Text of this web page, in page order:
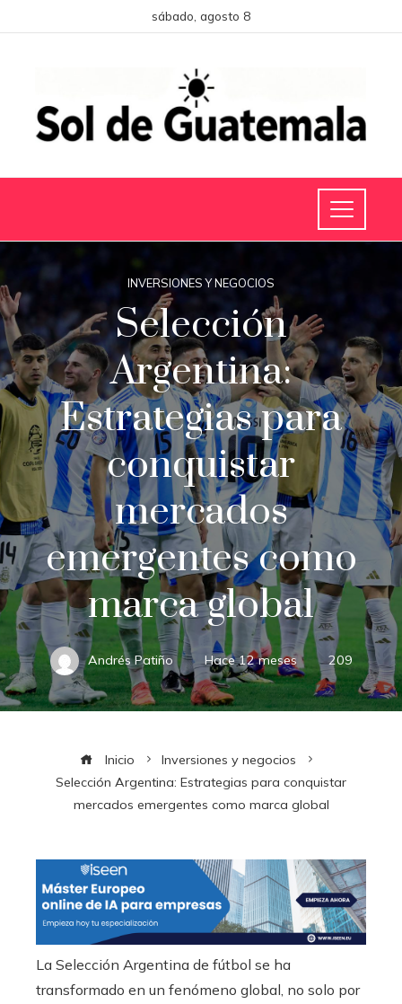
sábado, agosto 8
INVERSIONES Y NEGOCIOS
Selección
Argentina:
Estrategias para
conquistar
mercados
emergentes como
marca global
Andrés Patiño Hace 12 meses 209
Inicio
Inversiones y negocios
Selección Argentina: Estrategias para conquistar
mercados emergentes como marca global
La Selección Argentina de fútbol se ha
transformado en un fenómeno global, no solo por